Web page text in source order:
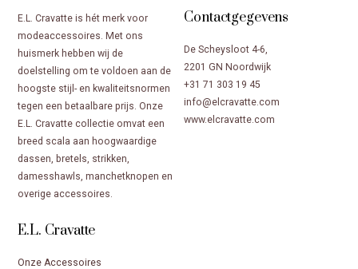
E.L. Cravatte is hét merk voor
modeaccessoires. Met ons
huismerk hebben wij de
doelstelling om te voldoen aan de
hoogste stijl- en kwaliteitsnormen
tegen een betaalbare prijs. Onze
E.L. Cravatte collectie omvat een
breed scala aan hoogwaardige
dassen, bretels, strikken,
damesshawls, manchetknopen en
overige accessoires.
Contactgegevens
De Scheysloot 4-6,
2201 GN Noordwijk
+31 71 303 19 45
info@elcravatte.com
www.elcravatte.com
E.L. Cravatte
Onze Accessoires